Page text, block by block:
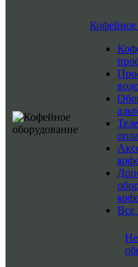
Кофейное
Все